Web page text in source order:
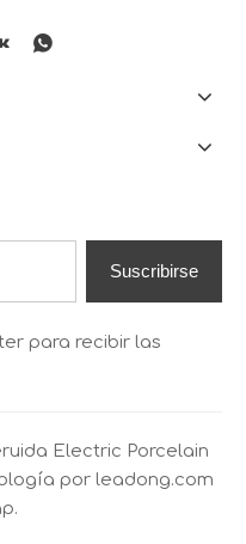
Suscribirse
para recibir las
Electric Porcelain
por leadong.com